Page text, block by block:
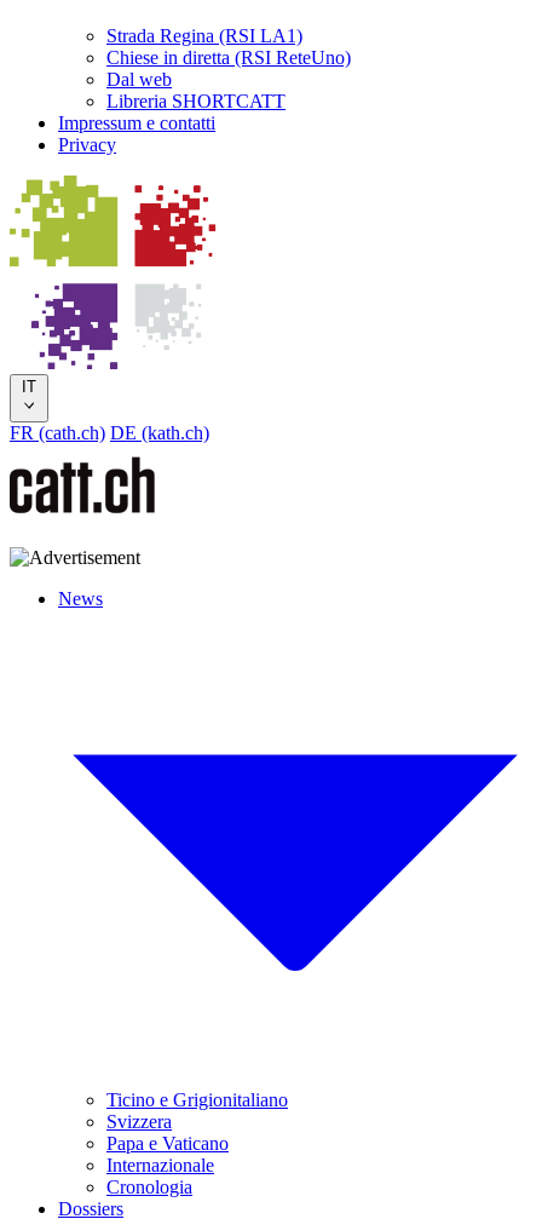
Strada Regina (RSI LA1)
Chiese in diretta (RSI ReteUno)
Dal web
Libreria SHORTCATT
Impressum e contatti
Privacy
IT
FR (cath.ch) DE (kath.ch)
News
Ticino e Grigionitaliano
Svizzera
Papa e Vaticano
Internazionale
Cronologia
Dossiers